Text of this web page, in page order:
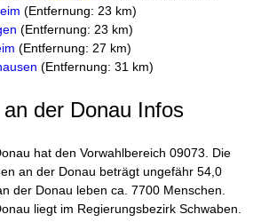
(Entfernung: 23 km)
(Entfernung: 23 km)
(Entfernung: 27 km)
(Entfernung: 31 km)
der Donau Infos
hat den Vorwahlbereich 09073. Die
an der Donau beträgt ungefähr 54,0
der Donau leben ca. 7700 Menschen.
liegt im Regierungsbezirk Schwaben.